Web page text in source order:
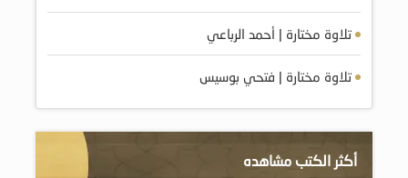
تلاوة مختارة | أحمد الرباعي
تلاوة مختارة | فتحي بوسيس
أكثر الكتب مشاهده